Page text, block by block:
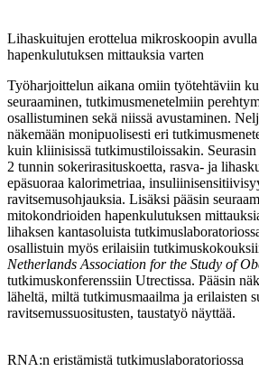
Lihaskuitujen erottelua mikroskoopin
hapenkulutuksen mittauksia varten
Työharjoittelun aikana omiin työtehtäviin
seuraaminen, tutkimusmenetelmiin
osallistuminen sekä niissä avustaminen.
näkemään monipuolisesti eri
kuin kliinisissä tutkimustiloissakin.
2 tunnin sokerirasituskoetta, rasva- ja
epäsuoraa kalorimetriaa,
ravitsemusohjauksia. Lisäksi pääsin
mitokondrioiden hapenkulutuksen
lihaksen kantasoluista
osallistuin myös erilaisiin
Netherlands Association for the Study of
tutkimuskonferenssiin Utrectissa. Pääsin
läheltä, miltä tutkimusmaailma ja erilaisten
ravitsemussuositusten, taustatyö näyttää.
RNA:n eristämistä tutkimuslaboratoriossa